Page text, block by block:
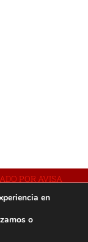
POR AVISA
en
o